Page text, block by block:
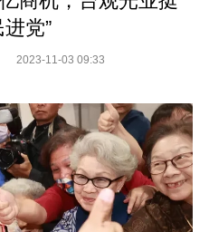
党”
2023-11-03 09:33